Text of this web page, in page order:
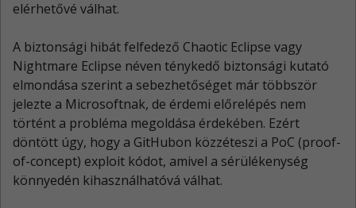
elérhetővé válhat.
A biztonsági hibát felfedező Chaotic Eclipse vagy
Nightmare Eclipse néven ténykedő biztonsági kutató
elmondása szerint a sebezhetőséget már többször
jelezte a Microsoftnak, de érdemi előrelépés nem
történt a probléma megoldása érdekében. Ezért
döntött úgy, hogy a GitHubon közzéteszi a PoC (proof-
of-concept) exploit kódot, amivel a sérülékenység
könnyedén kihasználhatóvá válhat.